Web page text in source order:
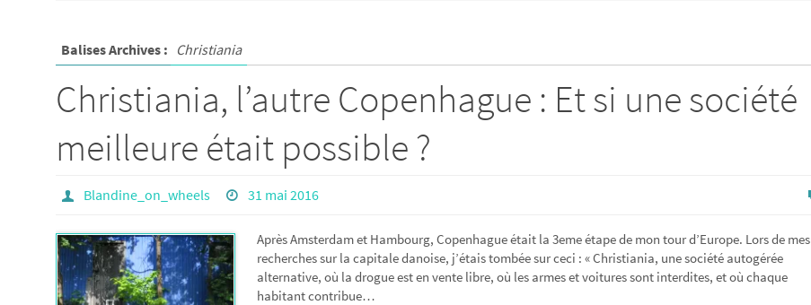
Balises Archives : Christiania
Christiania, l’autre Copenhague : Et si une société
meilleure était possible ?
Blandine_on_wheels 31 mai 2016
Après Amsterdam et Hambourg, Copenhague était la 3eme étape de mon tour d’Europe. Lors de mes
recherches sur la capitale danoise, j’étais tombée sur ceci : « Christiania, une société autogérée
alternative, où la drogue est en vente libre, où les armes et voitures sont interdites, et où chaque
habitant contribue…